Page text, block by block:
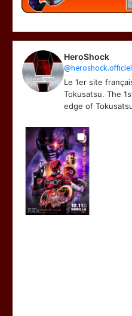
HeroShock
@heroshock.officiel
Le 1er site
Tokusatsu. The
edge of